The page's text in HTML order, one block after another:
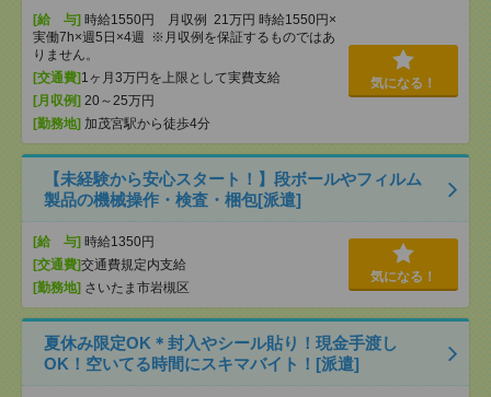
[給 与] 時給1550円 月収例 21万円 時給1550円×
実働7h×週5日×4週 ※月収例を保証するものではあ
りません。
[交通費] 1ヶ月3万円を上限として実費支給
[月収例] 20～25万円
[勤務地] 加茂宮駅から徒歩4分
気になる！
【未経験から安心スタート！】段ボールやフィルム
製品の機械操作・検査・梱包[派遣]
[給 与] 時給1350円
[交通費]交通費規定内支給
[勤務地] さいたま市岩槻区
気になる！
夏休み限定OK＊封入やシール貼り！現金手渡し
OK！空いてる時間にスキマバイト！[派遣]